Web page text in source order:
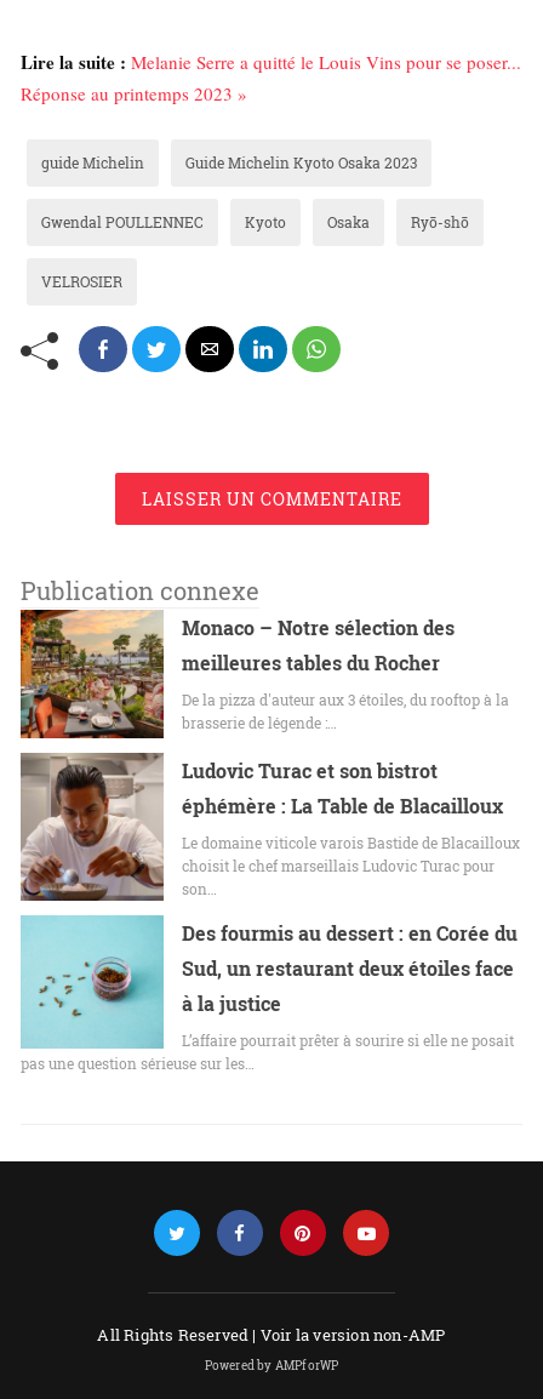
Lire la suite : Melanie Serre a quitté le Louis Vins pour se poser...
Réponse au printemps 2023 »
guide Michelin Guide Michelin Kyoto Osaka 2023
Gwendal POULLENNEC Kyoto Osaka Ryō-shō
VELROSIER
LAISSER UN COMMENTAIRE
Publication connexe
Monaco – Notre sélection des
meilleures tables du Rocher
De la pizza d'auteur aux 3 étoiles, du rooftop à la
brasserie de légende :…
Ludovic Turac et son bistrot
éphémère : La Table de Blacailloux
Le domaine viticole varois Bastide de Blacailloux
choisit le chef marseillais Ludovic Turac pour
son…
Des fourmis au dessert : en Corée du
Sud, un restaurant deux étoiles face
à la justice
L’affaire pourrait prêter à sourire si elle ne posait
pas une question sérieuse sur les…
All Rights Reserved | Voir la version non-AMP
Powered by AMPforWP